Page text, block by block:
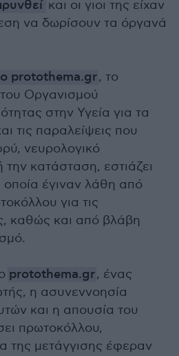
και οι γιοι της είχαν
να δωρίσουν τα όργανά
protothema.gr, το
Οργανισμού
στην Υγεία για τα
τις παραλείψεις που
νευρολογικό
την κατάσταση, εστιάζει
έγιναν λάθη από
για τις
καθώς και από βλάβη
protothema.gr, ένας
η ασυνεννοησία
και η απουσία του
πρωτοκόλλου,
της μετάγγισης έφεραν